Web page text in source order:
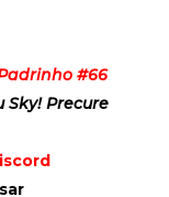
#66
Sky! Precure